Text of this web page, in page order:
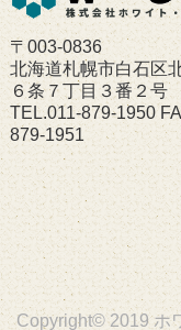
〒003-0836
北海道札幌市白石区
６条７丁目３番２号
TEL.011-879-1950
879-1951
Copyright© 2019 ホ